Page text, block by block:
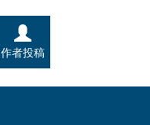
作者投稿